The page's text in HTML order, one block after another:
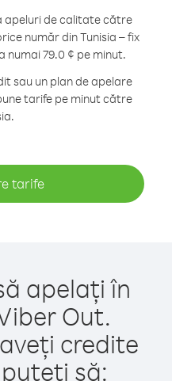
apeluri de calitate către
număr din Tunisia – fix
numai 79.0 ¢ pe minut.
sau un plan de apelare
tarife pe minut către
tarife
apelați în
Out.
credite
să: